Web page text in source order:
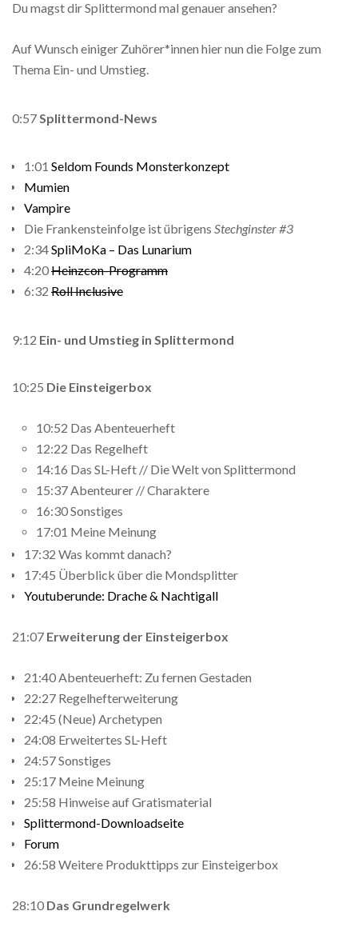
Du magst dir Splittermond mal genauer ansehen?
Auf Wunsch einiger Zuhörer*innen hier nun die Folge zum
Thema Ein- und Umstieg.
0:57Splittermond-News
1:01 Seldom Founds Monsterkonzept
Mumien
Vampire
Die Frankensteinfolge ist übrigens Stechginster #3
2:34SpliMoKa – Das Lunarium
4:20Heinzcon-Programm
6:32 Roll Inclusive
9:12 Ein- und Umstieg in Splittermond
10:25 Die Einsteigerbox
10:52 Das Abenteuerheft
12:22 Das Regelheft
14:16 Das SL-Heft // Die Welt von Splittermond
15:37 Abenteurer // Charaktere
16:30 Sonstiges
17:01 Meine Meinung
17:32 Was kommt danach?
17:45 Überblick über die Mondsplitter
Youtuberunde: Drache & Nachtigall
21:07 Erweiterung der Einsteigerbox
21:40 Abenteuerheft: Zu fernen Gestaden
22:27 Regelhefterweiterung
22:45 (Neue) Archetypen
24:08 Erweitertes SL-Heft
24:57 Sonstiges
25:17 Meine Meinung
25:58 Hinweise auf Gratismaterial
Splittermond-Downloadseite
Forum
26:58 Weitere Produkttipps zur Einsteigerbox
28:10 Das Grundregelwerk